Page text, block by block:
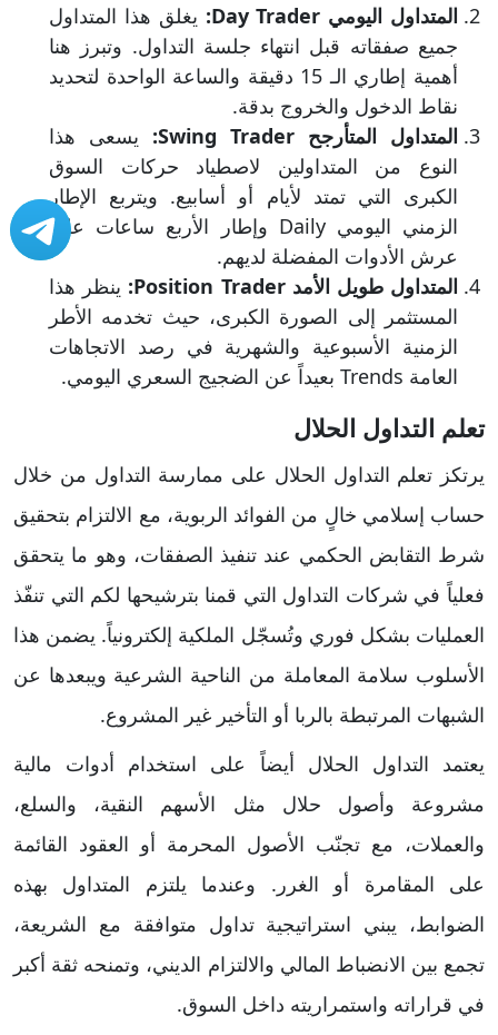
​المتداول اليومي Day Trader:
يغلق هذا المتداول
جميع صفقاته قبل انتهاء جلسة التداول. وتبرز هنا
أهمية إطاري الـ 15 دقيقة والساعة الواحدة لتحديد
نقاط الدخول والخروج بدقة.
​المتداول المتأرجح Swing Trader:
يسعى هذا
النوع من المتداولين لاصطياد حركات السوق
الكبرى التي تمتد لأيام أو أسابيع. ويتربع الإطار
الزمني اليومي Daily وإطار الأربع ساعات على
عرش الأدوات المفضلة لديهم.
المتداول طويل الأمد Position Trader:
ينظر هذا
المستثمر إلى الصورة الكبرى، حيث تخدمه الأطر
الزمنية الأسبوعية والشهرية في رصد الاتجاهات
العامة Trends بعيداً عن الضجيج السعري اليومي.
تعلم التداول الحلال
يرتكز تعلم التداول الحلال على ممارسة التداول من خلال
حساب إسلامي خالٍ من الفوائد الربوية، مع الالتزام بتحقيق
شرط التقابض الحكمي عند تنفيذ الصفقات، وهو ما يتحقق
فعلياً في شركات التداول التي قمنا بترشيحها لكم التي تنفّذ
العمليات بشكل فوري وتُسجّل الملكية إلكترونياً. يضمن هذا
الأسلوب سلامة المعاملة من الناحية الشرعية ويبعدها عن
الشبهات المرتبطة بالربا أو التأخير غير المشروع.
يعتمد التداول الحلال أيضاً على استخدام أدوات مالية
مشروعة وأصول حلال مثل الأسهم النقية، والسلع،
والعملات، مع تجنّب الأصول المحرمة أو العقود القائمة
على المقامرة أو الغرر. وعندما يلتزم المتداول بهذه
الضوابط، يبني استراتيجية تداول متوافقة مع الشريعة،
تجمع بين الانضباط المالي والالتزام الديني، وتمنحه ثقة أكبر
في قراراته واستمراريته داخل السوق.